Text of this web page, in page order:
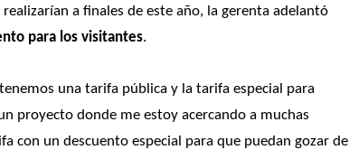
a finales de este año, la gerenta adelantó
para los visitantes.
una tarifa pública y la tarifa especial para
proyecto donde me estoy acercando a muchas
con un descuento especial para que puedan gozar de